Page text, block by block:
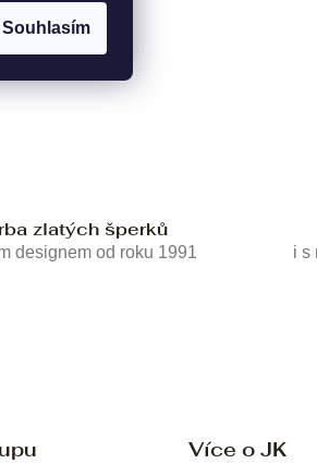
Souhlasím
zlatých šperků
designem od roku 1991 i s
Více o JK